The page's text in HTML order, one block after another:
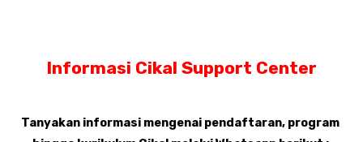
Informasi Cikal Support Center
Tanyakan informasi mengenai pendaftaran, program